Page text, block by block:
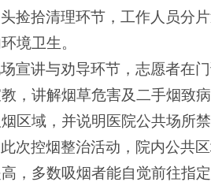
捡拾清理环节，工作人员分
境卫生。
宣讲与劝导环节，志愿者在
，讲解烟草危害及二手烟致
区域，并说明医院公共场所
次控烟整治活动，院内公共
，多数吸烟者能自觉前往指